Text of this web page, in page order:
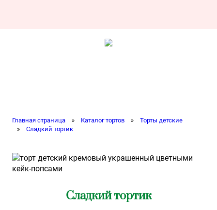
Главная страница » Каталог тортов »
Торты детские
»
Сладкий тортик
Сладкий тортик